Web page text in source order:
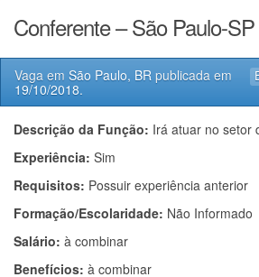
Conferente – São Paulo-SP
Vaga em São Paulo, BR publicada em
19/10/2018.
Descrição da Função: Irá atuar no setor
Experiência: Sim
Requisitos: Possuir experiência anterior
Formação/Escolaridade: Não Informado
Salário: à combinar
Benefícios: à combinar